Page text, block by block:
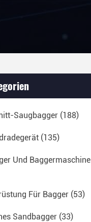
Saugbagger (188)
(135)
Und Baggermaschine
Für Bagger (53)
Sandbagger (33)